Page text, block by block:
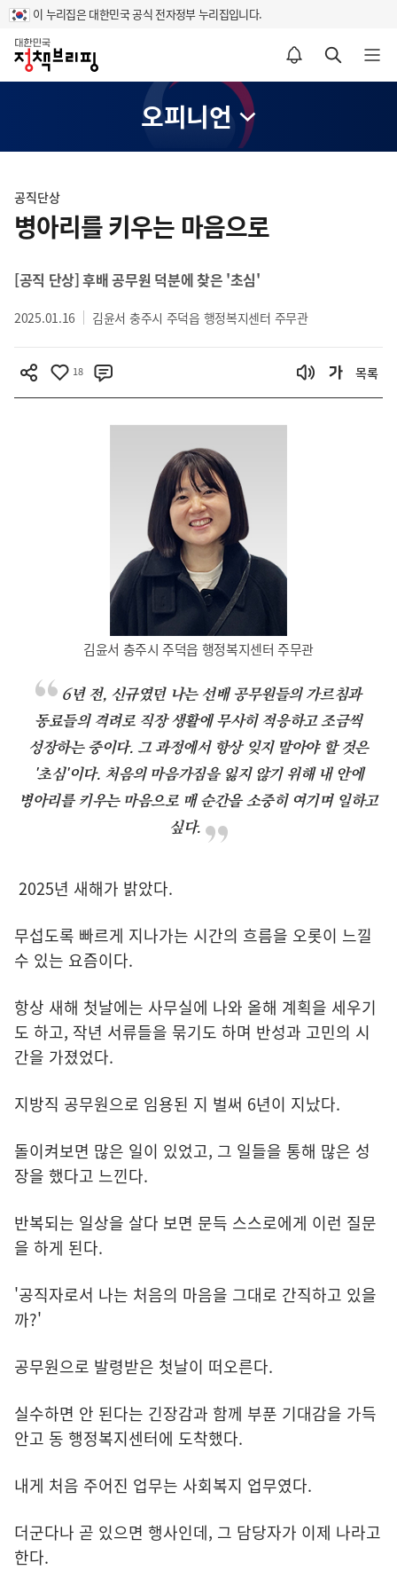
이 누리집은 대한민국 공식 전자정부 누리집입니다.
홈
알림설정 바로가기 검색 바로가기 메뉴 열기
오피니언
텐
츠
역
공직단상
병아리를 키우는 마음으로
[공직 단상] 후배 공무원 덕분에 찾은 '초심'
2025.01.16 김윤서 충주시 주덕읍 행정복지센터 주무관
18 목록
6년 전, 신규였던 나는 선배 공무원들의 가르침과
동료들의 격려로 직장 생활에 무사히 적응하고 조금씩
성장하는 중이다. 그 과정에서 항상 잊지 말아야 할 것은
'초심'이다. 처음의 마음가짐을 잃지 않기 위해 내 안에
병아리를 키우는 마음으로 매 순간을 소중히 여기며 일하고
싶다.
김윤서 충주시 주덕읍 행정복지센터 주무관
2025년 새해가 밝았다.
무섭도록 빠르게 지나가는 시간의 흐름을 오롯이 느낄
수 있는 요즘이다.
항상 새해 첫날에는 사무실에 나와 올해 계획을 세우기
도 하고, 작년 서류들을 묶기도 하며 반성과 고민의 시
간을 가졌었다.
지방직 공무원으로 임용된 지 벌써 6년이 지났다.
돌이켜보면 많은 일이 있었고, 그 일들을 통해 많은 성
장을 했다고 느낀다.
반복되는 일상을 살다 보면 문득 스스로에게 이런 질문
을 하게 된다.
'공직자로서 나는 처음의 마음을 그대로 간직하고 있을
까?'
공무원으로 발령받은 첫날이 떠오른다.
실수하면 안 된다는 긴장감과 함께 부푼 기대감을 가득
안고 동 행정복지센터에 도착했다.
내게 처음 주어진 업무는 사회복지 업무였다.
더군다나 곧 있으면 행사인데, 그 담당자가 이제 나라고
한다.